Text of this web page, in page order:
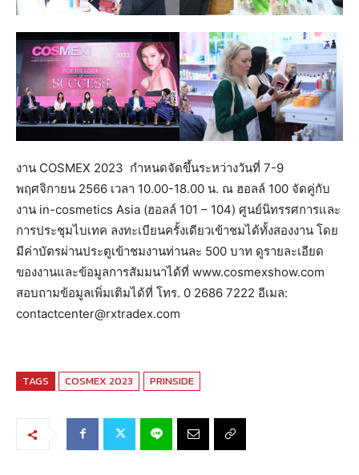
งาน COSMEX 2023 กำหนดจัดขึ้นระหว่างวันที่ 7-9
พฤศจิกายน 2566 เวลา 10.00-18.00 น. ณ ฮอลล์ 100 จัดคู่กับ
งาน in-cosmetics Asia (ฮอลล์ 101 – 104) ศูนย์นิทรรศการและ
การประชุมไบเทค ลงทะเบียนครั้งเดียวเข้าชมได้ทั้งสองงาน โดย
มีค่าบัตรผ่านประตูเข้าชมงานท่านละ 500 บาท ดูรายละเอียด
ของงานและข้อมูลการสัมมนาได้ที่ www.cosmexshow.com
สอบถามข้อมูลเพิ่มเติมได้ที่ โทร. 0 2686 7222 อีเมล:
contactcenter@rxtradex.com
TAGS COSMEX 2023 PRINSIDE